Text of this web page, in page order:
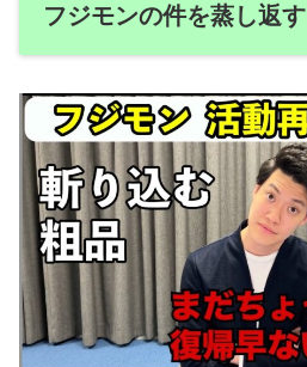
フジモンの件を蒸し返す